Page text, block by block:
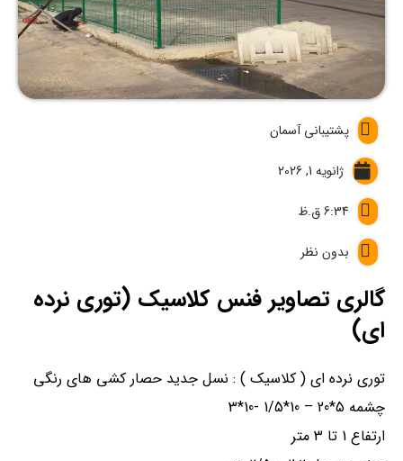
پشتیبانی آسمان
ژانویه 1, 2026
6:34 ق.ظ
بدون نظر
گالری تصاویر فنس کلاسیک (توری نرده
ای)
توری نرده ای ( کلاسیک ) : نسل جدید حصار کشی های رنگی
چشمه 5*20 – 10*1/5 -10*3
ارتفاع 1 تا 3 متر